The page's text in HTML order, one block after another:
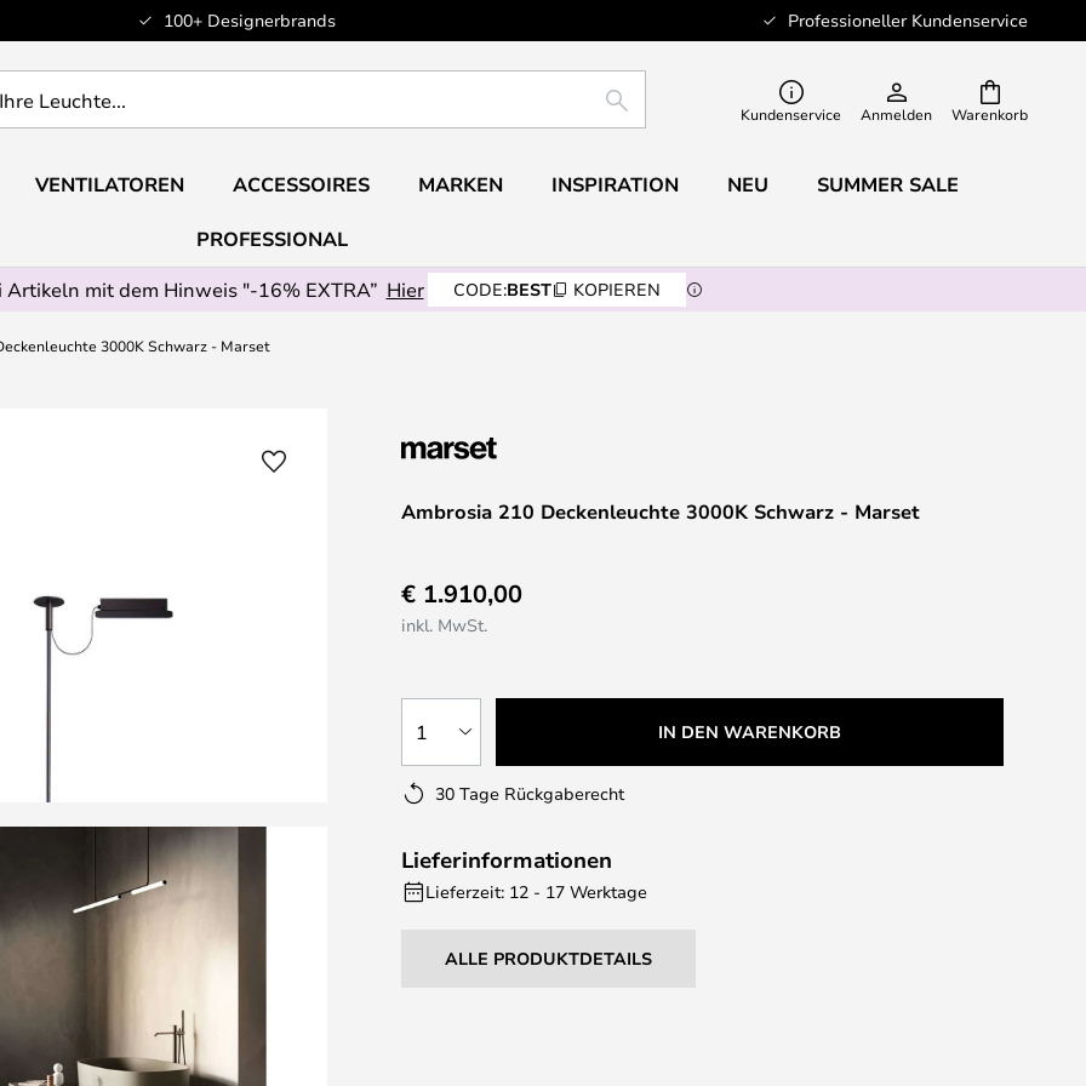
100+ Designerbrands Professioneller Kundenservice
Warenkorb
SUCHE Kundenservice Anmelden
VENTILATOREN ACCESSOIRES MARKEN INSPIRATION NEU SUMMER SALE
PROFESSIONAL
mit dem Hinweis "-16% EXTRA” Hier CODE:BEST KOPIEREN
3000K Schwarz - Marset
Ambrosia 210 Deckenleuchte 3000K Schwarz - Marset
€ 1.910,00
inkl. MwSt.
1 IN DEN WARENKORB
30 Tage Rückgaberecht
Lieferinformationen
Lieferzeit: 12 - 17 Werktage
ALLE PRODUKTDETAILS